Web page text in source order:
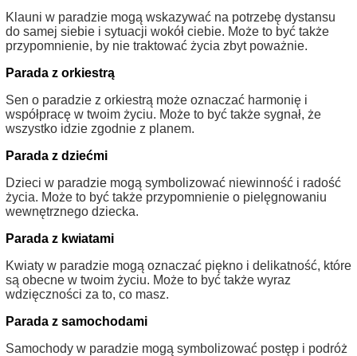
Klauni w paradzie mogą wskazywać na potrzebę dystansu
do samej siebie i sytuacji wokół ciebie. Może to być także
przypomnienie, by nie traktować życia zbyt poważnie.
Parada z orkiestrą
Sen o paradzie z orkiestrą może oznaczać harmonię i
współpracę w twoim życiu. Może to być także sygnał, że
wszystko idzie zgodnie z planem.
Parada z dziećmi
Dzieci w paradzie mogą symbolizować niewinność i radość
życia. Może to być także przypomnienie o pielęgnowaniu
wewnętrznego dziecka.
Parada z kwiatami
Kwiaty w paradzie mogą oznaczać piękno i delikatność, które
są obecne w twoim życiu. Może to być także wyraz
wdzięczności za to, co masz.
Parada z samochodami
Samochody w paradzie mogą symbolizować postęp i podróż